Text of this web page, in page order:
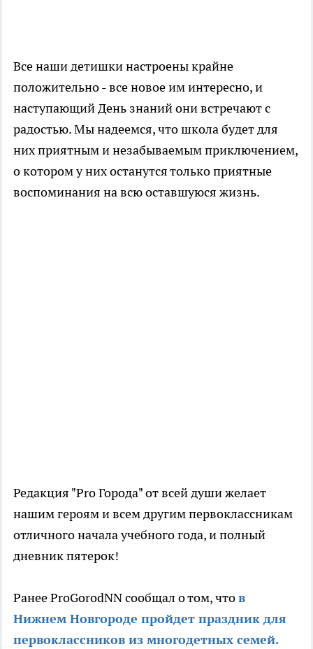
Все наши детишки настроены крайне
положительно - все новое им интересно, и
наступающий День знаний они встречают с
радостью. Мы надеемся, что школа будет для
них приятным и незабываемым приключением,
о котором у них останутся только приятные
воспоминания на всю оставшуюся жизнь.
Редакция "Pro Города" от всей души желает
нашим героям и всем другим первоклассникам
отличного начала учебного года, и полный
дневник пятерок!
Ранее ProGorodNN сообщал о том, чтов
Нижнем Новгороде пройдет праздник для
первоклассников из многодетных семей.